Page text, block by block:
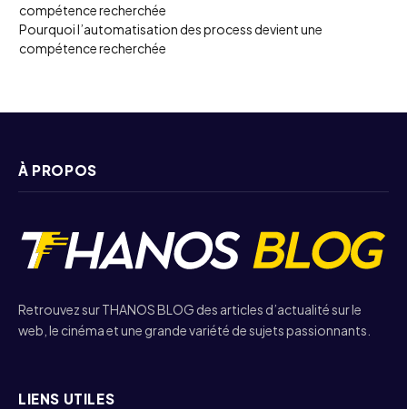
compétence recherchée
Pourquoi l’automatisation des process devient une
compétence recherchée
À PROPOS
Retrouvez sur THANOS BLOG des articles d’actualité sur le
web, le cinéma et une grande variété de sujets passionnants.
LIENS UTILES